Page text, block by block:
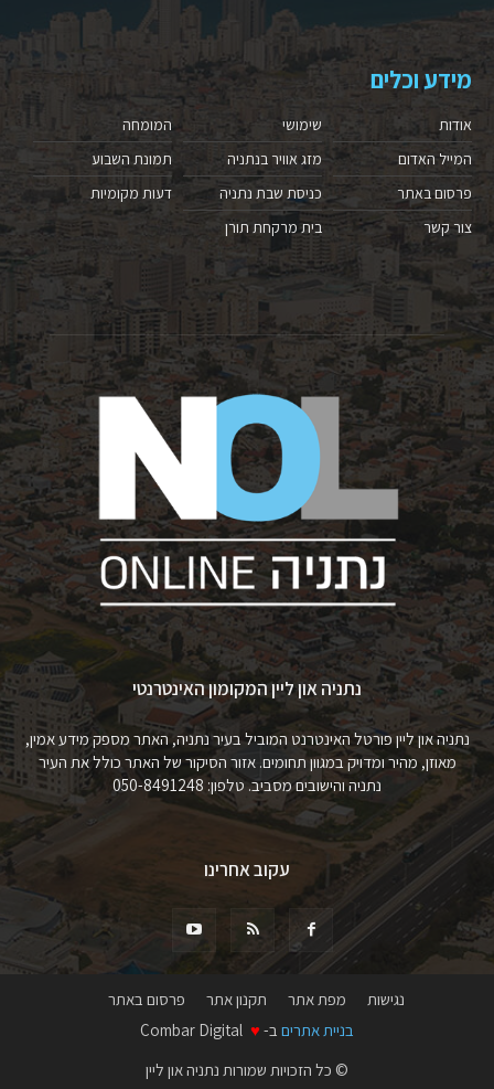
מידע וכלים
אודות
המייל האדום
פרסום באתר
צור קשר
שימושי
מזג אוויר בנתניה
כניסת שבת נתניה
בית מרקחת תורן
המומחה
תמונת השבוע
דעות מקומיות
נתניה און ליין המקומון האינטרנטי
נתניה און ליין פורטל האינטרנט המוביל בעיר נתניה, האתר מספק מידע אמין,
מאוזן, מהיר ומדויק במגוון תחומים. אזור הסיקור של האתר כולל את העיר
נתניה והישובים מסביב. טלפון: 050-8491248
עקוב אחרינו
נגישות מפת אתר תקנון אתר
פרסום באתר
בניית אתרים ב- ♥
© כל הזכויות שמורות נתניה און ליין